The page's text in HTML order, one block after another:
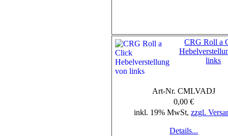
CRG Roll a
links
Art-Nr. CMLVADJ
0,00 €
inkl. 19% MwSt, zzgl.
Details...